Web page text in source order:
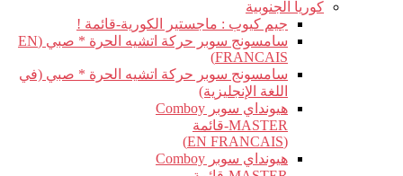
كوريا الجنوبية
جيم كيوب : ماجستير الكورية-قائمة !
سامسونج سوبر حركة اتشيه الحرة * صبي (EN
FRANCAIS)
سامسونج سوبر حركة اتشيه الحرة * صبي (في
اللغة الإنجليزية)
هيونداي سوبر Comboy
MASTER-قائمة
(EN FRANCAIS)
هيونداي سوبر Comboy